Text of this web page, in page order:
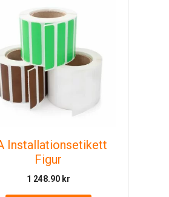
Installationsetikett
Figur
1 248.90 kr